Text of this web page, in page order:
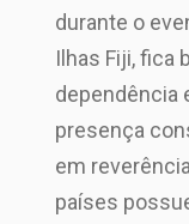
durante o
Ilhas Fiji, fica
dependência
presença
em
países